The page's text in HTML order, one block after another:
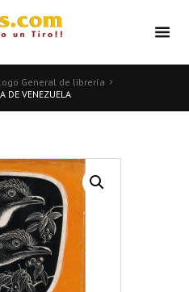
General de librería
DE VENEZUELA